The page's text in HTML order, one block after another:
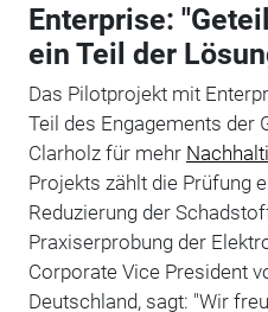
Enterprise:
ein Teil der
Das Pilotprojekt mit
Teil des Engagements der
Clarholz für mehr
Projekts zählt die Prüfung
Reduzierung der
Praxiserprobung der
Corporate Vice President
Deutschland, sagt: "Wir